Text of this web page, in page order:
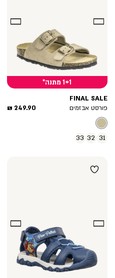
1+1 מתנה*
FINAL SALE
פורסט אבזמים
מחיר
249.90 ₪
31
32
33